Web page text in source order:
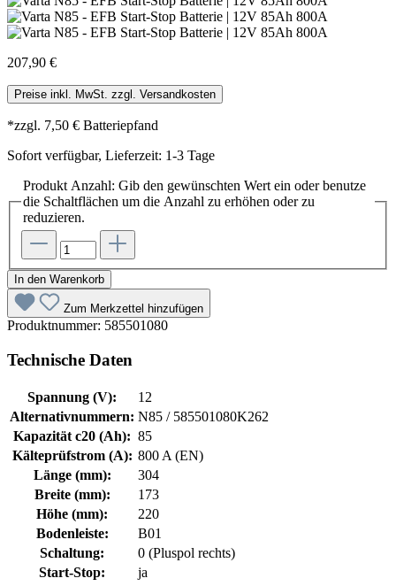
207,90 €
Preise inkl. MwSt. zzgl. Versandkosten
*zzgl. 7,50 € Batteriepfand
Sofort verfügbar, Lieferzeit: 1-3 Tage
Produkt Anzahl: Gib den gewünschten Wert ein oder benutze
die Schaltflächen um die Anzahl zu erhöhen oder zu
reduzieren.
In den Warenkorb
Zum Merkzettel hinzufügen
Produktnummer: 585501080
Technische Daten
Spannung (V):
12
Alternativnummern: N85 / 585501080K262
Kapazität c20 (Ah): 85
Kälteprüfstrom (A): 800 A (EN)
Länge (mm):
304
Breite (mm):
173
Höhe (mm):
220
Bodenleiste:
B01
Schaltung:
0 (Pluspol rechts)
Start-Stop:
ja